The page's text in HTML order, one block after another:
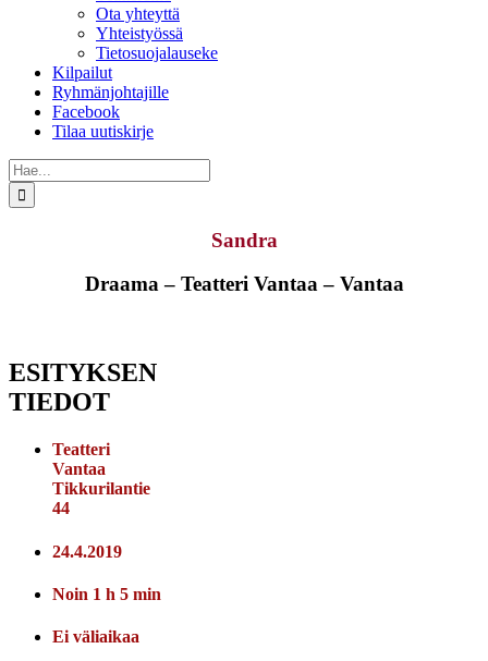
Ota yhteyttä
Yhteistyössä
Tietosuojalauseke
Kilpailut
Ryhmänjohtajille
Facebook
Tilaa uutiskirje
Etsi
...
Sandra
Draama – Teatteri Vantaa – Vantaa
ESITYKSEN
TIEDOT
Teatteri
Vantaa
Tikkurilantie
44
24.4.2019
Noin 1 h 5 min
Ei väliaikaa